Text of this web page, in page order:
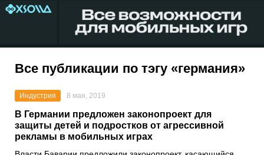
Все публикации по тэгу «германия»
Индустрия 8 мая, 2019
В Германии предложен законопроект для
защиты детей и подростков от агрессивной
рекламы в мобильных играх